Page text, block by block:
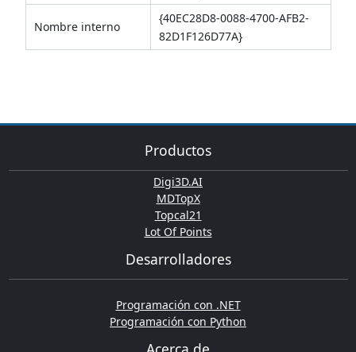
Nombre interno
{40EC28D8-0088-4700-AFB2-
82D1F126D77A}
Productos
Digi3D.AI
MDTopX
Topcal21
Lot Of Points
Desarrolladores
Programación con .NET
Programación con Python